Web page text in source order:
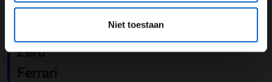
Niet toestaan
Zero
Ferrari